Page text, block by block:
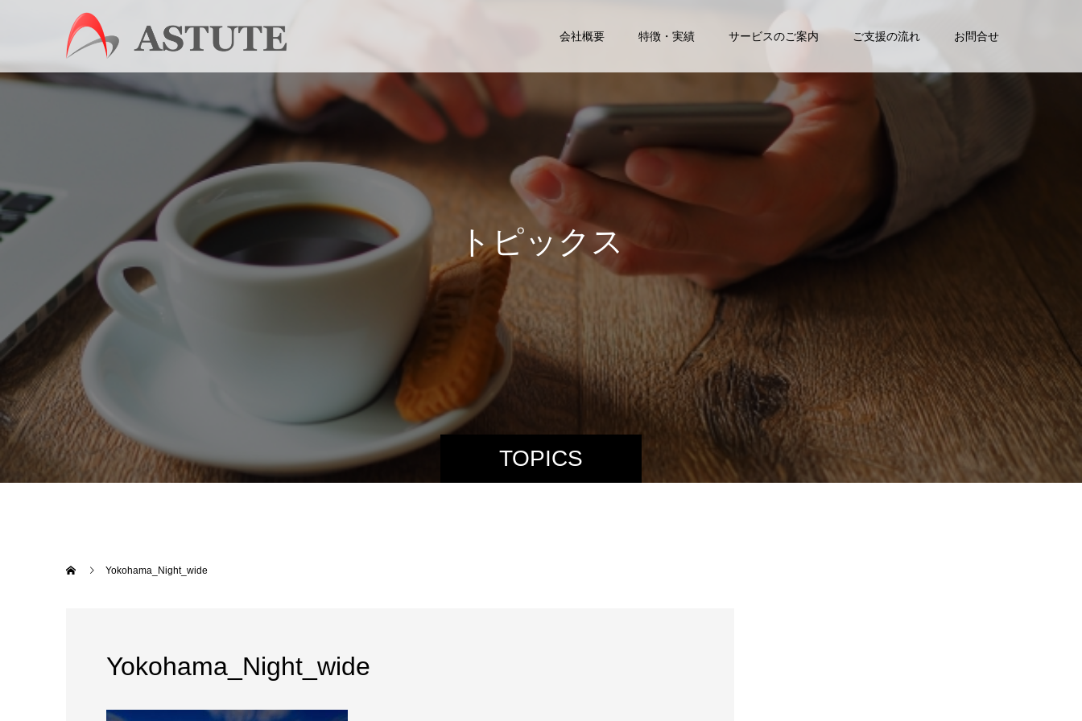
会社概要 特徴・実績 サービスのご案内 ご支援の流れ お問合せ
TOPICS
トピック ス
Yokohama_Night_wide
Yokohama_Night_wide